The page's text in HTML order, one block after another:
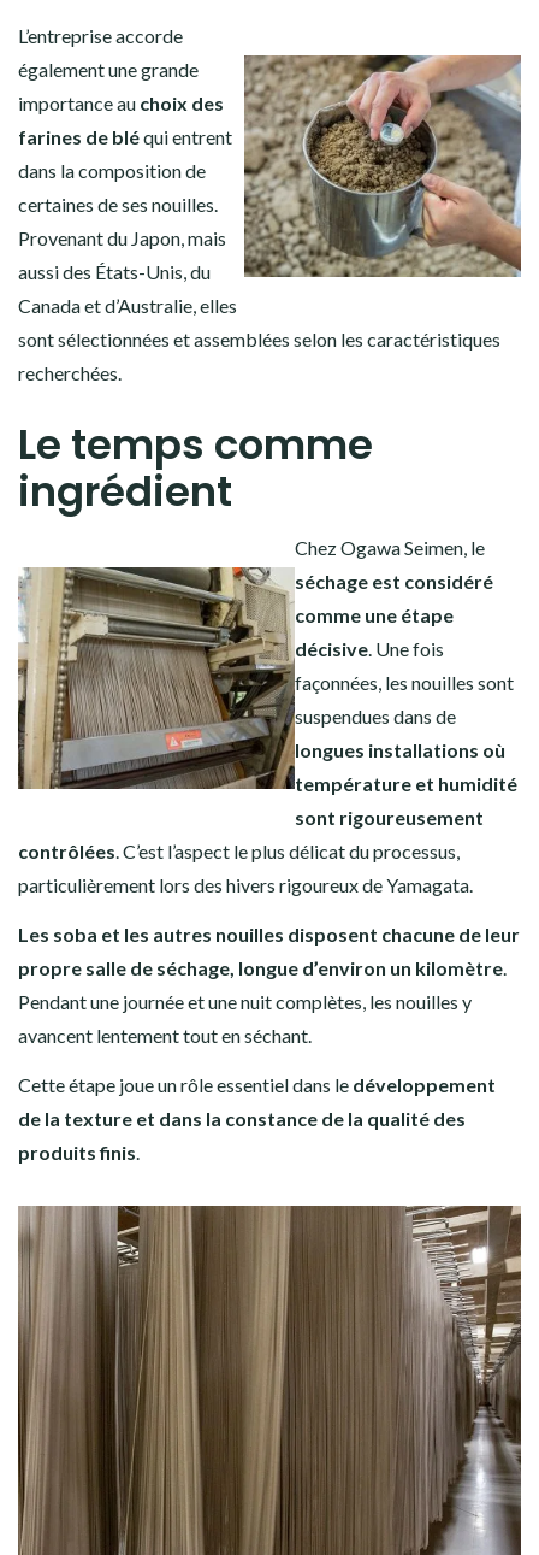
L’entreprise accorde
également une grande
importance au choix des
farines de bléqui entrent
dans la composition de
certaines de ses nouilles.
Provenant du Japon, mais
aussi des États-Unis, du
Canada et d’Australie, elles
sont sélectionnées et assemblées selon les caractéristiques
recherchées.
Le temps comme
ingrédient
Chez Ogawa Seimen, le
séchage est considéré
comme une étape
décisive . Une fois
façonnées, les nouilles sont
suspendues dans de
longues installations où
température et humidité
sont rigoureusement
contrôlées . C’est l’aspect le plus délicat du processus,
particulièrement lors des hivers rigoureux de Yamagata.
Les soba et les autres nouilles disposent chacune de leur
propre salle de séchage, longue d’environ un kilomètre
Pendant une journée et une nuit complètes, les nouilles y
avancent lentement tout en séchant.
Cette étape joue un rôle essentiel dans le développement
de la texture et dans la constance de la qualité des
produits finis